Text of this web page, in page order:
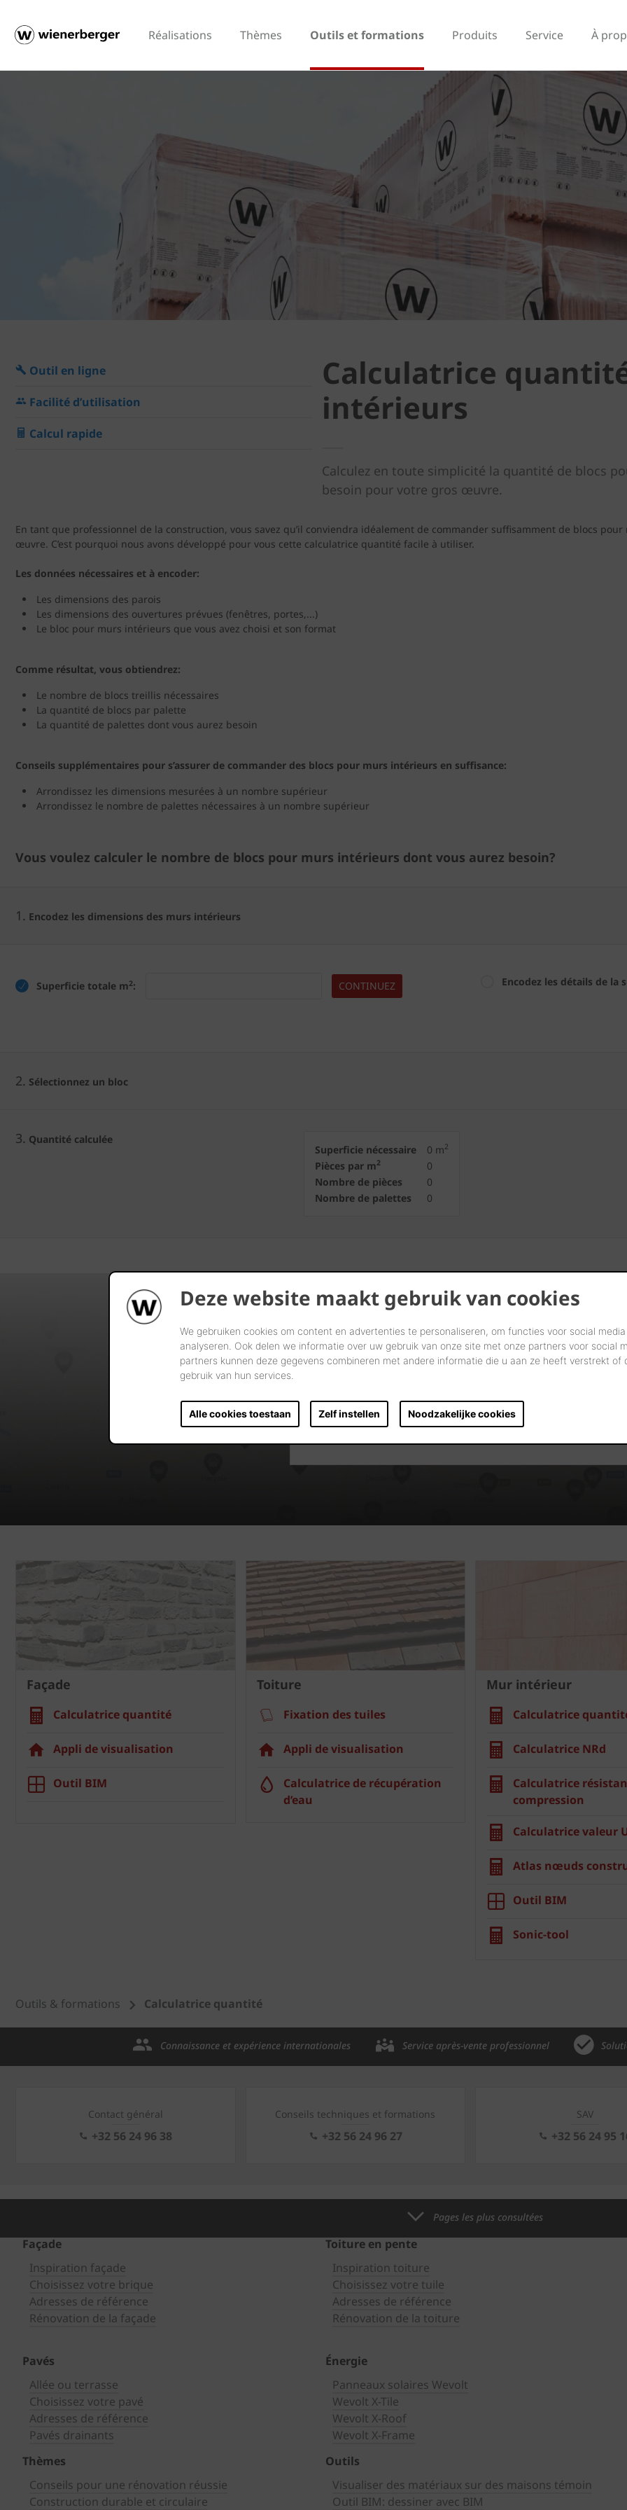
Deze website maakt gebruik van cookies
We gebruiken cookies om content en advertenties te personaliseren, om functies voor social
analyseren. Ook delen we informatie over uw gebruik van onze site met onze partners voor social
partners kunnen deze gegevens combineren met andere informatie die u aan ze heeft verstrekt of
gebruik van hun services.
Alle cookies toestaan Zelf instellen Noodzakelijke cookies
Réalisations Thèmes Outils et formations Produits Service À
Outil en ligne
Facilité d’utilisation
Calcul rapide
Calculatrice
intérieurs
Calculez en toute simplicité la quantité de blocs
besoin pour votre gros œuvre.
En tant que professionnel de la construction, vous savez qu’il conviendra idéalement de commander suffisamment de blocs
œuvre. C’est pourquoi nous avons développé pour vous cette calculatrice quantité facile à utiliser.
Les données nécessaires et à encoder:
Les dimensions des parois
Les dimensions des ouvertures prévues (fenêtres, portes,...)
Le bloc pour murs intérieurs que vous avez choisi et son format
Comme résultat, vous obtiendrez:
Le nombre de blocs treillis nécessaires
La quantité de blocs par palette
La quantité de palettes dont vous aurez besoin
Conseils supplémentaires pour s’assurer de commander des blocs pour murs intérieurs en suffisance:
Arrondissez les dimensions mesurées à un nombre supérieur
Arrondissez le nombre de palettes nécessaires à un nombre supérieur
Vous voulez calculer le nombre de blocs pour murs intérieurs dont vous aurez besoin?
1. Encodez les dimensions des murs intérieurs
Superficie totale m2: CONTINUEZ Encodez les détails de la
2. Sélectionnez un bloc
3. Quantité calculée
Superficie nécessaire 0 m2
Pièces par m2
0
Nombre de pièces
0
Nombre de palettes
0
Trouvez des distributeurs près
DÉMARREZ VOTRE RECHERCHE
Façade
Calculatrice quantité
Appli de visualisation
Outil BIM
Toiture
Fixation des tuiles
Appli de visualisation
Calculatrice de récupération
d’eau
Mur intérieur
Calculatrice
Calculatrice NRd
Calculatrice
compression
Calculatrice valeur
Atlas nœuds
Outil BIM
Sonic-tool
Outils & formations Calculatrice quantité
Connaissance et expérience internationales Service après-vente professionnel
Contact général
+32 56 24 96 38
Conseils techniques et formations
+32 56 24 96 27
SAV
+32 56 24 95
Pages les plus consultées
Façade
Inspiration façade
Choisissez votre brique
Adresses de référence
Rénovation de la façade
Toiture en pente
Inspiration toiture
Choisissez votre tuile
Adresses de référence
Rénovation de la toiture
Pavés
Allée ou terrasse
Choisissez votre pavé
Adresses de référence
Pavés drainants
Énergie
Panneaux solaires Wevolt
Wevolt X-Tile
Wevolt X-Roof
Wevolt X-Frame
Thèmes
Conseils pour une rénovation réussie
Construction durable et circulaire
Outils
Visualiser des matériaux sur des maisons témoin
Outil BIM: dessiner avec BIM